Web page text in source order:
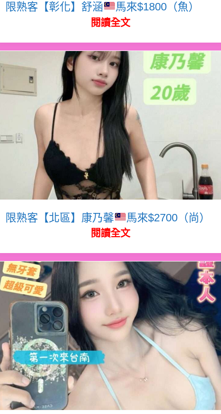
限熟客【彰化】舒涵 馬來$1800（魚）
閱讀全文
限熟客【北區】康乃馨 馬來$2700（尚）
閱讀全文